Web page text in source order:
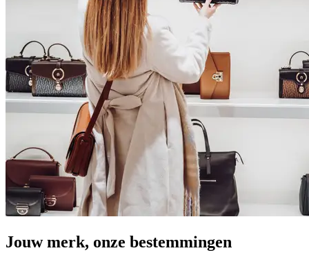
Jouw merk, onze bestemmingen